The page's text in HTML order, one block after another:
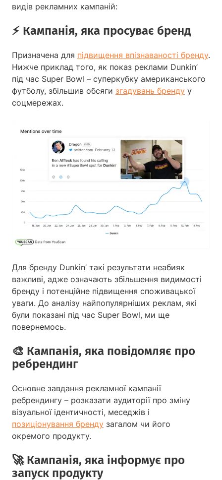
видів рекламних кампаній:
⚡️ Кампанія, яка просуває бренд
Призначена для підвищення впізнаваності бренду.
Нижче приклад того, як показ реклами Dunkin’
під час Super Bowl – суперкубку американського
футболу, збільшив обсяги згадувань бренду у
соцмережах.
Для бренду Dunkin’ такі результати неабияк
важливі, адже означають збільшення видимості
бренду і потенційне підвищення споживацької
уваги. До аналізу найпопулярніших реклам, які
були показані під час Super Bowl, ми ще
повернемось.
🎨️ Кампанія, яка повідомляє про
ребрендинг
Основне завдання рекламної кампанії
ребрендингу – розказати аудиторії про зміну
візуальної ідентичності, меседжів і
позиціонування бренду загалом чи його
окремого продукту.
🚀️ Кампанія, яка інформує про
запуск продукту